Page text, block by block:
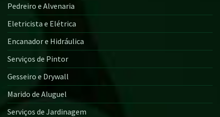
Pedreiro e Alvenaria
Eletricista e Elétrica
Encanador e Hidráulica
Serviços de Pintor
Gesseiro e Drywall
Marido de Aluguel
Serviços de Jardinagem